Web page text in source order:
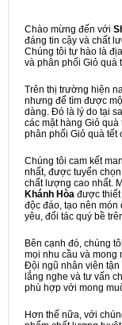
Chào mừng đến với
đáng tin cậy và chất
Chúng tôi tự hào là
và phân phối Giỏ quà
Trên thị trường hiện
nhưng để tìm được
dàng. Đó là lý do tại
các mặt hàng Giỏ
phân phối Giỏ quà tết
Chúng tôi cam kết
nhất, được tuyển
chất lượng cao nhất.
Khánh Hòa được thiết
độc đáo, tạo nên món
yêu, đối tác quý bề
Bên cạnh đó, chúng
mọi nhu cầu và mong
Đội ngũ nhân viên tận
lắng nghe và tư vấn
phù hợp với mong
Hơn thế nữa, với